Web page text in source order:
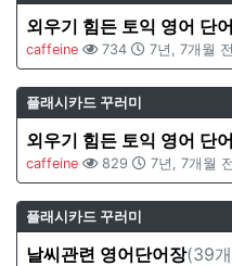
외우기 힘든 토익 영어 단
caffeine 734 7년, 7개월 전
플래시카드 꾸러미
외우기 힘든 토익 영어 단
caffeine 829 7년, 7개월 전
플래시카드 꾸러미
날씨관련 영어단어장(39